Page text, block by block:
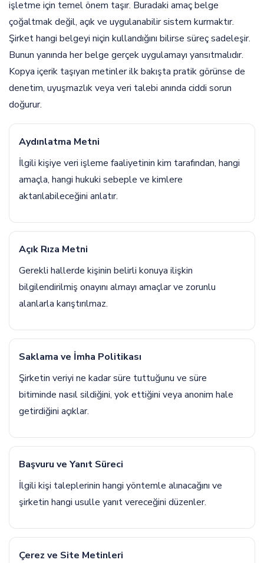
işletme için temel önem taşır. Buradaki amaç belge
çoğaltmak değil, açık ve uygulanabilir sistem kurmaktır.
Şirket hangi belgeyi niçin kullandığını bilirse süreç sadeleşir.
Bunun yanında her belge gerçek uygulamayı yansıtmalıdır.
Kopya içerik taşıyan metinler ilk bakışta pratik görünse de
denetim, uyuşmazlık veya veri talebi anında ciddi sorun
doğurur.
Aydınlatma Metni
İlgili kişiye veri işleme faaliyetinin kim tarafından, hangi
amaçla, hangi hukuki sebeple ve kimlere
aktarılabileceğini anlatır.
Açık Rıza Metni
Gerekli hallerde kişinin belirli konuya ilişkin
bilgilendirilmiş onayını almayı amaçlar ve zorunlu
alanlarla karıştırılmaz.
Saklama ve İmha Politikası
Şirketin veriyi ne kadar süre tuttuğunu ve süre
bitiminde nasıl sildiğini, yok ettiğini veya anonim hale
getirdiğini açıklar.
Başvuru ve Yanıt Süreci
İlgili kişi taleplerinin hangi yöntemle alınacağını ve
şirketin hangi usulle yanıt vereceğini düzenler.
Çerez ve Site Metinleri